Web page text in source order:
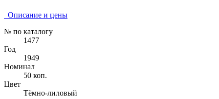
Описание и цены
№ по каталогу
1477
Год
1949
Номинал
50 коп.
Цвет
Тёмно-лиловый